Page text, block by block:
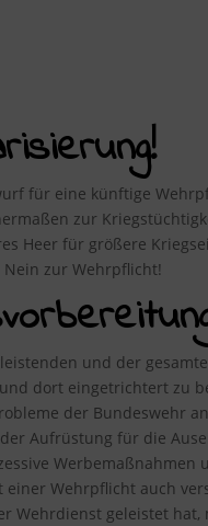
für eine künftige
zur
Heer für größere
zur Wehrpflicht!
und der
dort eingetrichtert zu
der Bundeswehr
Aufrüstung für die
Werbemaßnahmen
Wehrpflicht auch
Wehrdienst geleistet hat,